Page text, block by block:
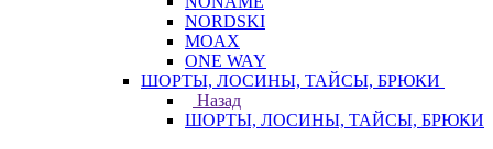
NORDSKI
MOAX
ONE WAY
ШОРТЫ, ЛОСИНЫ, ТАЙСЫ, БРЮКИ
Назад
ШОРТЫ, ЛОСИНЫ, ТАЙСЫ, БРЮКИ